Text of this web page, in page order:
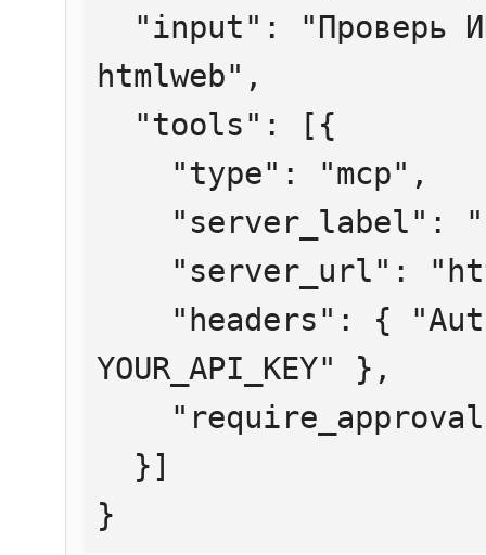
htmlweb",
YOUR_API_KEY" },
}